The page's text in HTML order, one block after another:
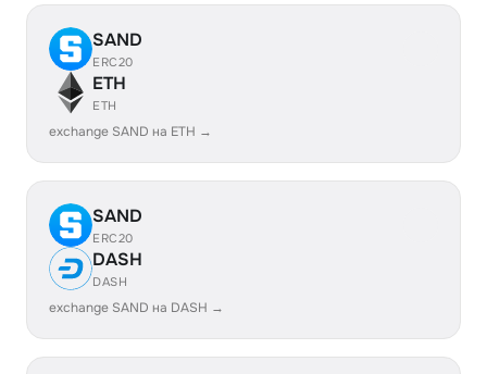
SAND
ERC20
ETH
ETH
exchange SAND на ETH →
SAND
ERC20
DASH
DASH
exchange SAND на DASH →